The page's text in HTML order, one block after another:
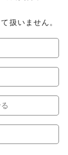
扱いません。